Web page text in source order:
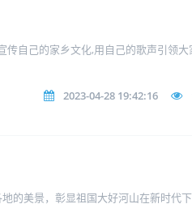
传自己的家乡文化,用自己的歌声引领
2023-04-28 19:42:16
的美景，彰显祖国大好河山在新时代